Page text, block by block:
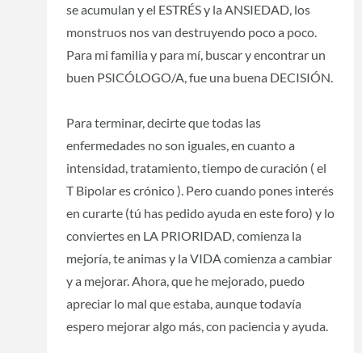
se acumulan y el ESTRÉS y la ANSIEDAD, los
monstruos nos van destruyendo poco a poco.
Para mi familia y para mí, buscar y encontrar un
buen PSICÓLOGO/A, fue una buena DECISIÓN.
Para terminar, decirte que todas las
enfermedades no son iguales, en cuanto a
intensidad, tratamiento, tiempo de curación ( el
T Bipolar es crónico ). Pero cuando pones interés
en curarte (tú has pedido ayuda en este foro) y lo
conviertes en LA PRIORIDAD, comienza la
mejoría, te animas y la VIDA comienza a cambiar
y a mejorar. Ahora, que he mejorado, puedo
apreciar lo mal que estaba, aunque todavía
espero mejorar algo más, con paciencia y ayuda.